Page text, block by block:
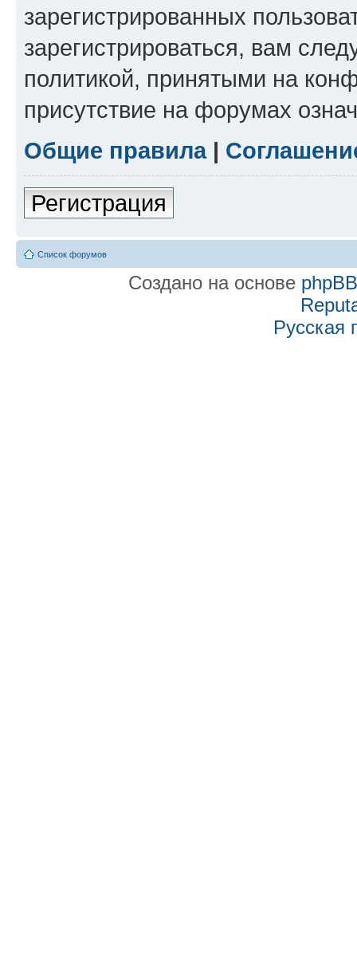
зарегистрированных
зарегистрироваться, вам
политикой, принятыми на
присутствие на форумах
Общие правила|
Регистрация
Список форумов
Создано на основе phpBB
Русская